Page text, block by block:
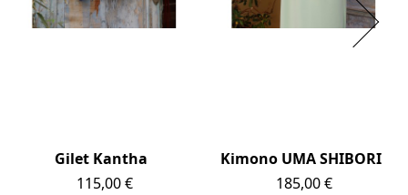
Gilet Kantha
Prix
115,00 €
Kimono UMA SHIBORI
Prix
185,00 €